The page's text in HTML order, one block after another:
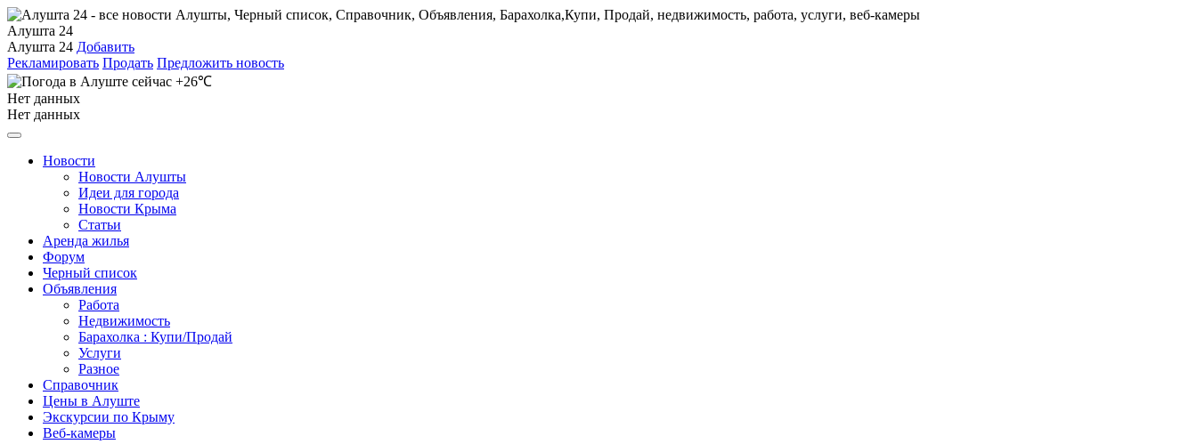
Алушта 24
Алушта 24 Добавить
Рекламировать Продать Предложить новость
+26℃
Нет данных
Нет данных
Новости
Новости Алушты
Идеи для города
Новости Крыма
Статьи
Аренда жилья
Форум
Черный список
Объявления
Работа
Недвижимость
Барахолка : Купи/Продай
Услуги
Разное
Справочник
Цены в Алуште
Экскурсии по Крыму
Веб-камеры